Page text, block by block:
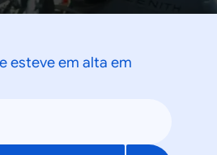
esteve em alta em